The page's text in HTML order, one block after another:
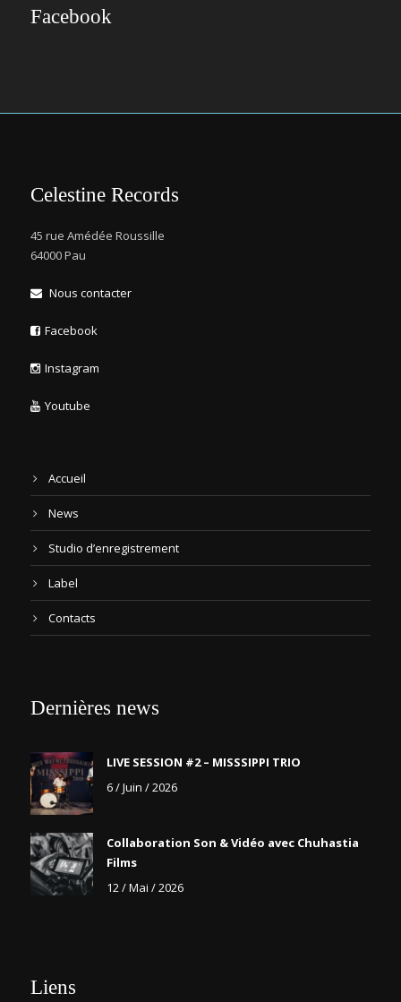
Facebook
Celestine Records
45 rue Amédée Roussille
64000 Pau
Nous contacter
Facebook
Instagram
Youtube
Accueil
News
Studio d’enregistrement
Label
Contacts
Dernières news
LIVE SESSION #2 – MISSSIPPI TRIO
6 / Juin / 2026
Collaboration Son & Vidéo avec Chuhastia
Films
12 / Mai / 2026
Liens